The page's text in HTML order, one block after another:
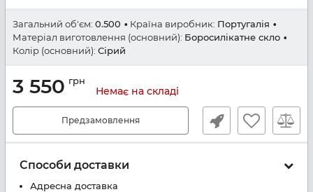
Загальний об'єм: 0.500 Країна виробник: Португалія
Матеріал виготовлення (основний): Боросилікатне скло
Колір (основний): Сірий
3 550 грн
Немає на складі
Предзамовлення
Способи доставки
Адресна доставка